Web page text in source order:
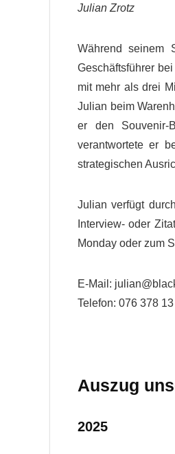
Julian Zrotz
Während seinem
Geschäftsführer
mit mehr als drei
Julian beim
er den Souvenir-
verantwortete er
strategischen
Julian verfügt
Interview- oder
Monday oder zum
E-Mail:
Telefon: 076 378
Auszug
2025